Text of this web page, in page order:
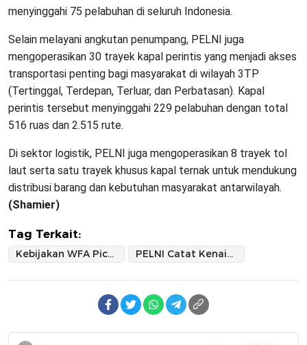
menyinggahi 75 pelabuhan di seluruh Indonesia.
Selain melayani angkutan penumpang, PELNI juga
mengoperasikan 30 trayek kapal perintis yang menjadi akses
transportasi penting bagi masyarakat di wilayah 3TP
(Tertinggal, Terdepan, Terluar, dan Perbatasan). Kapal
perintis tersebut menyinggahi 229 pelabuhan dengan total
516 ruas dan 2.515 rute.
Di sektor logistik, PELNI juga mengoperasikan 8 trayek tol
laut serta satu trayek khusus kapal ternak untuk mendukung
distribusi barang dan kebutuhan masyarakat antarwilayah.
(Shamier)
Tag Terkait:
Kebijakan WFA Picu Lonjakan Penumpang PELNI Catat Kenaikan Arus Mudik Lebaran 2026